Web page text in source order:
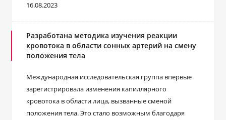
16.08.2023
Разработана методика изучения реакции
кровотока в области сонных артерий на смену
положения тела
Международная исследовательская группа впервые
зарегистрировала изменения капиллярного
кровотока в области лица, вызванные сменой
положения тела. Это стало возможным благодаря